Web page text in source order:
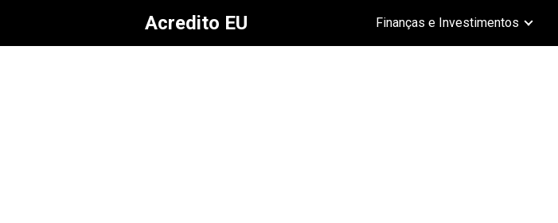
Acredito EU Finanças e Investimentos